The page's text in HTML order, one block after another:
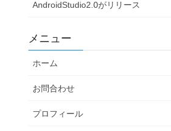
AndroidStudio2.0がリリース
メニュー
ホーム
お問合わせ
プロフィール